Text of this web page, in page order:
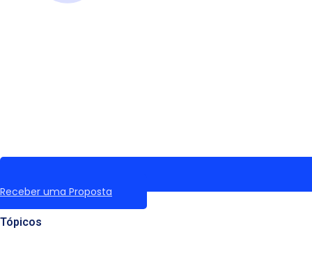
Receber uma Proposta
Tópicos